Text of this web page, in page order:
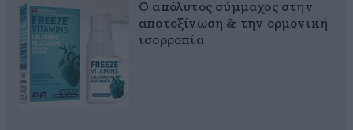
Ο απόλυτος σύμμαχος στην
αποτοξίνωση & την ορμονική
ισορροπία